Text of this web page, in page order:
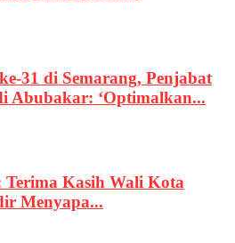
31 di Semarang, Penjabat
Abubakar: ‘Optimalkan...
Kasih Wali Kota
Menyapa...